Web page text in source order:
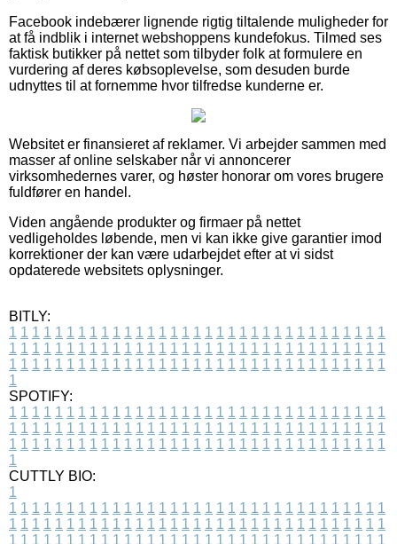
Facebook indebærer lignende rigtig tiltalende muligheder for
at få indblik i internet webshoppens kundefokus. Tilmed ses
faktisk butikker på nettet som tilbyder folk at formulere en
vurdering af deres købsoplevelse, som desuden burde
udnyttes til at fornemme hvor tilfredse kunderne er.
Websitet er finansieret af reklamer. Vi arbejder sammen med
masser af online selskaber når vi annoncerer
virksomhedernes varer, og høster honorar om vores brugere
fuldfører en handel.
Viden angående produkter og firmaer på nettet
vedligeholdes løbende, men vi kan ikke give garantier imod
korrektioner der kan være udarbejdet efter at vi sidst
opdaterede websitets oplysninger.
BITLY:
1 1 1 1 1 1 1 1 1 1 1 1 1 1 1 1 1 1 1 1 1 1 1 1 1 1 1 1 1 1 1 1 1
1 1 1 1 1 1 1 1 1 1 1 1 1 1 1 1 1 1 1 1 1 1 1 1 1 1 1 1 1 1 1 1 1
1 1 1 1 1 1 1 1 1 1 1 1 1 1 1 1 1 1 1 1 1 1 1 1 1 1 1 1 1 1 1 1 1
1
SPOTIFY:
1 1 1 1 1 1 1 1 1 1 1 1 1 1 1 1 1 1 1 1 1 1 1 1 1 1 1 1 1 1 1 1 1
1 1 1 1 1 1 1 1 1 1 1 1 1 1 1 1 1 1 1 1 1 1 1 1 1 1 1 1 1 1 1 1 1
1 1 1 1 1 1 1 1 1 1 1 1 1 1 1 1 1 1 1 1 1 1 1 1 1 1 1 1 1 1 1 1 1
1
CUTTLY BIO:
1
1 1 1 1 1 1 1 1 1 1 1 1 1 1 1 1 1 1 1 1 1 1 1 1 1 1 1 1 1 1 1 1 1
1 1 1 1 1 1 1 1 1 1 1 1 1 1 1 1 1 1 1 1 1 1 1 1 1 1 1 1 1 1 1 1 1
1 1 1 1 1 1 1 1 1 1 1 1 1 1 1 1 1 1 1 1 1 1 1 1 1 1 1 1 1 1 1 1 1